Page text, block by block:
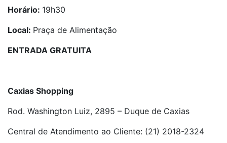
Horário: 19h30
Local: Praça de Alimentação
ENTRADA GRATUITA
Caxias Shopping
Rod. Washington Luiz, 2895 – Duque de Caxias
Central de Atendimento ao Cliente: (21) 2018-2324